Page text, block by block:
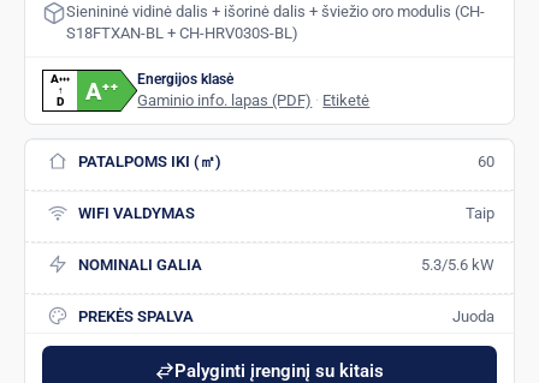
Sienininė vidinė dalis + išorinė dalis + šviežio oro modulis (CH-
S18FTXAN-BL + CH-HRV030S-BL)
A+++
↑
D A++ Energijos klasė
Gaminio info. lapas (PDF) · Etiketė
PATALPOMS IKI (㎡) 60
WIFI VALDYMAS Taip
NOMINALI GALIA 5.3/5.6 kW
PREKĖS SPALVA Juoda
Palyginti įrenginį su kitais